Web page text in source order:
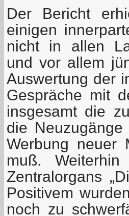
Der Bericht
einigen
nicht in allen
und vor allem
Auswertung der
Gespräche mit
insgesamt die
die
Werbung neuer
muß.
Zentralorgans
Positivem
noch zu